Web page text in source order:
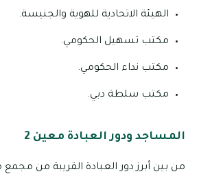
الهيئة الاتحادية للهوية والجنيسة.
مكتب تسهيل الحكومي.
مكتب نداء الحكومي.
مكتب سلطة دبي.
المساجد ودور العبادة معين 2
من بين أبرز دور العبادة القريبة من مجمع معين 2